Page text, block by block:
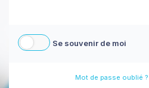
Se souvenir de moi
Mot de passe oublié ?